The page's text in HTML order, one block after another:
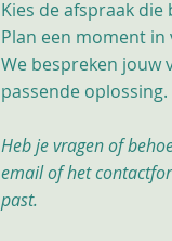
Kies de afspraak
Plan een moment
We bespreken jouw
passende oplossing.
Heb je vragen of
email of het
past.